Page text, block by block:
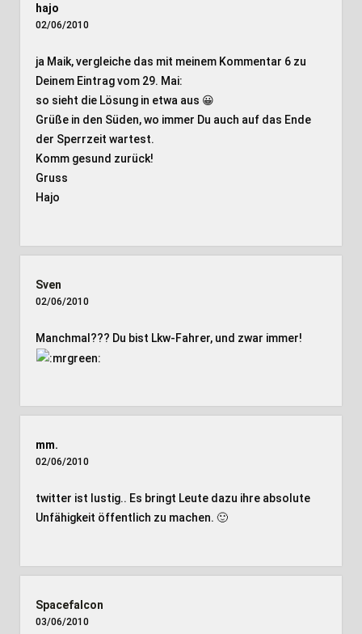
hajo
02/06/2010
ja Maik, vergleiche das mit meinem Kommentar 6 zu
Deinem Eintrag vom 29. Mai:
so sieht die Lösung in etwa aus 😀
Grüße in den Süden, wo immer Du auch auf das Ende
der Sperrzeit wartest.
Komm gesund zurück!
Gruss
Hajo
Sven
02/06/2010
Manchmal??? Du bist Lkw-Fahrer, und zwar immer!
mm.
02/06/2010
twitter ist lustig.. Es bringt Leute dazu ihre absolute
Unfähigkeit öffentlich zu machen. 🙂
Spacefalcon
03/06/2010